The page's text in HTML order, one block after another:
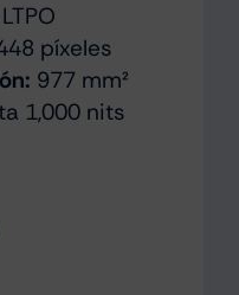
píxeles
977 mm²
1,000 nits